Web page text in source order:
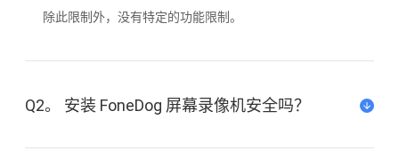
除此限制外，没有特定的功能限制。
Q2。 安装 FoneDog 屏幕录像机安全吗？